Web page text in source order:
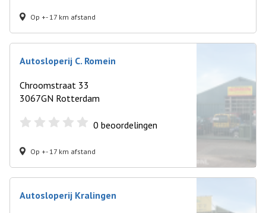
Op +- 17 km afstand
Autosloperij C. Romein
Chroomstraat 33
3067GN Rotterdam
0 beoordelingen
Op +- 17 km afstand
Autosloperij Kralingen